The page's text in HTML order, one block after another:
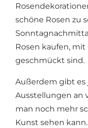
schöne Rosen zu
Rosen kaufen,
geschmückt sind.
Außerdem gibt es
Ausstellungen an
man noch mehr
Kunst sehen kann.